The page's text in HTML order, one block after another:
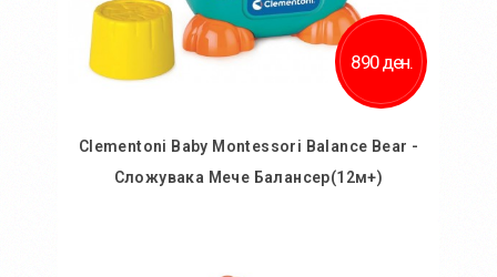
890 ден.
Clementoni Baby Montessori Balance Bear -
Сложувака Мече Балансер(12м+)